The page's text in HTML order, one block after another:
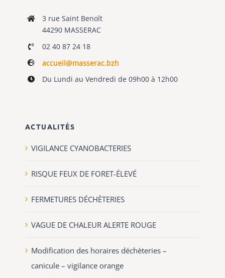
3 rue Saint Benoît
44290 MASSERAC
02 40 87 24 18
accueil@masserac.bzh
Du Lundi au Vendredi de 09h00 à 12h00
ACTUALITÉS
VIGILANCE CYANOBACTERIES
RISQUE FEUX DE FORET-ÉLEVÉ
FERMETURES DÉCHÈTERIES
VAGUE DE CHALEUR ALERTE ROUGE
Modification des horaires déchèteries –
canicule – vigilance orange